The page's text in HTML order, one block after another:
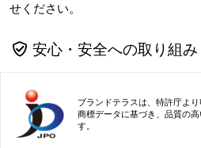
せください。
安心・安全への取り組み
ブランドテラスは、特許庁よ
商標データに基づき、品質の
す。